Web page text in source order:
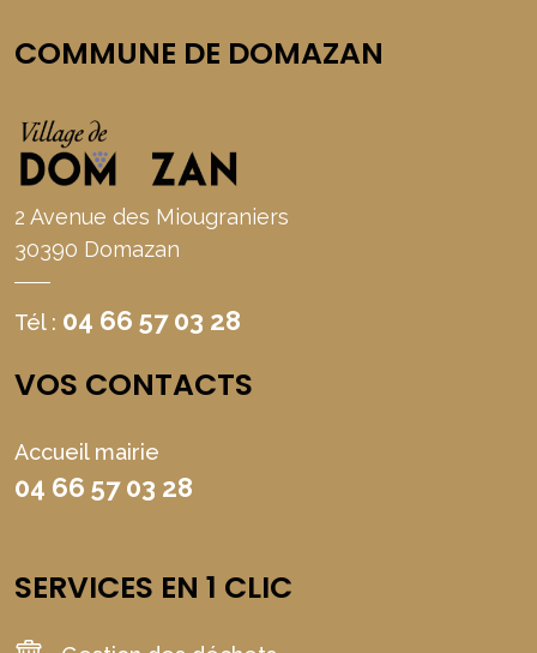
COMMUNE DE DOMAZAN
2 Avenue des Miougraniers
30390 Domazan
Tél : 04 66 57 03 28
VOS CONTACTS
Accueil mairie
04 66 57 03 28
SERVICES EN 1 CLIC